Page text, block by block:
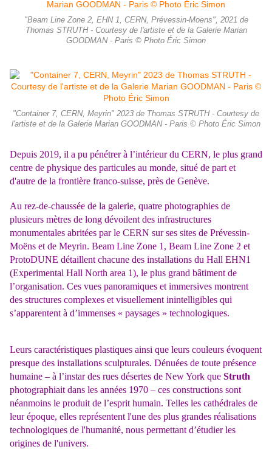
"Beam Line Zone 2, EHN 1, CERN, Prévessin-Moens", 2021 de
Thomas STRUTH - Courtesy de l'artiste et de la Galerie Marian
GOODMAN - Paris © Photo Éric Simon
"Container 7, CERN, Meyrin" 2023 de Thomas STRUTH - Courtesy de
l'artiste et de la Galerie Marian GOODMAN - Paris © Photo Éric Simon
Depuis 2019, il a pu pénétrer à l’intérieur du CERN, le plus grand
centre de physique des particules au monde, situé de part et
d'autre de la frontière franco-suisse, près de Genève.
Au rez-de-chaussée de la galerie, quatre photographies de
plusieurs mètres de long dévoilent des infrastructures
monumentales abritées par le CERN sur ses sites de Prévessin-
Moëns et de Meyrin. Beam Line Zone 1, Beam Line Zone 2 et
ProtoDUNE détaillent chacune des installations du Hall EHN1
(Experimental Hall North area 1), le plus grand bâtiment de
l’organisation. Ces vues panoramiques et immersives montrent
des structures complexes et visuellement inintelligibles qui
s’apparentent à d’immenses « paysages » technologiques.
Leurs caractéristiques plastiques ainsi que leurs couleurs évoquent
presque des installations sculpturales. Dénuées de toute présence
humaine – à l’instar des rues désertes de New York que Struth
photographiait dans les années 1970 – ces constructions sont
néanmoins le produit de l’esprit humain. Telles les cathédrales de
leur époque, elles représentent l'une des plus grandes réalisations
technologiques de l'humanité, nous permettant d’étudier les
origines de l'univers.